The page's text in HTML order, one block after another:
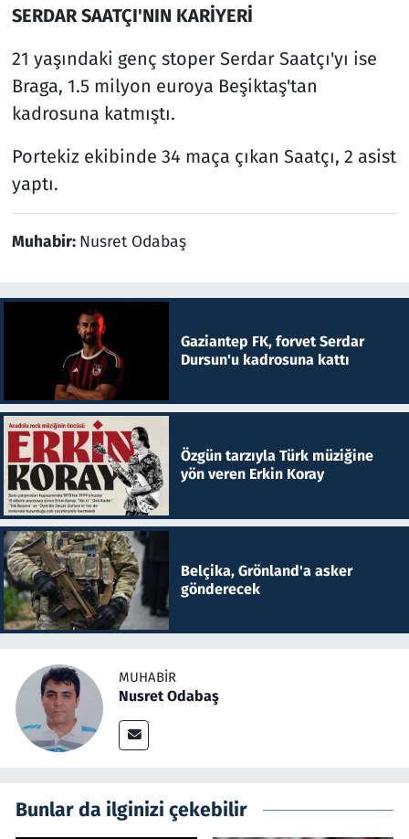
SERDAR SAATÇI'NIN KARİYERİ
21 yaşındaki genç stoper Serdar Saatçı'yı ise
Braga, 1.5 milyon euroya Beşiktaş'tan
kadrosuna katmıştı.
Portekiz ekibinde 34 maça çıkan Saatçı, 2 asist
yaptı.
Muhabir: Nusret Odabaş
Gaziantep FK, forvet Serdar
Dursun'u kadrosuna kattı
Özgün tarzıyla Türk müziğine
yön veren Erkin Koray
Belçika, Grönland'a asker
gönderecek
MUHABIR
Nusret Odabaş
Bunlar da ilginizi çekebilir